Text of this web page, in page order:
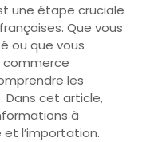
une étape cruciale
Que vous
ou que vous
commerce
les
Dans cet article,
à
l’importation.